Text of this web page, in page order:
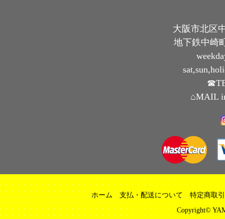
大阪市北区
地下鉄中崎
⌂MAIL
ホーム 支払・配送について
特定商取
Copyright©